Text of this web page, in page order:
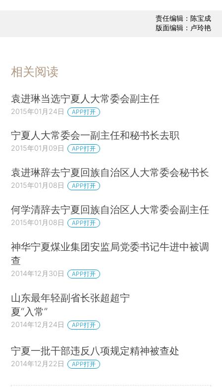
责任编辑：陈宝成
版面编辑：卢玲艳
相关阅读
袁进琳当选宁夏人大常委会副主任
2015年01月24日 APP打开
宁夏人大常委会一副主任和秘书长去职
2015年01月09日 APP打开
袁进琳辞去宁夏回族自治区人大常委会秘书长
2015年01月08日 APP打开
何学清辞去宁夏回族自治区人大常委会副主任
2015年01月08日 APP打开
神华宁夏煤业集团安监局党委书记牛进中被调
查
2014年12月30日 APP打开
山东最年轻副省长张超超宁
夏“入常”
2014年12月24日 APP打开
宁夏一批干部违反八项规定精神被查处
2014年12月22日 APP打开